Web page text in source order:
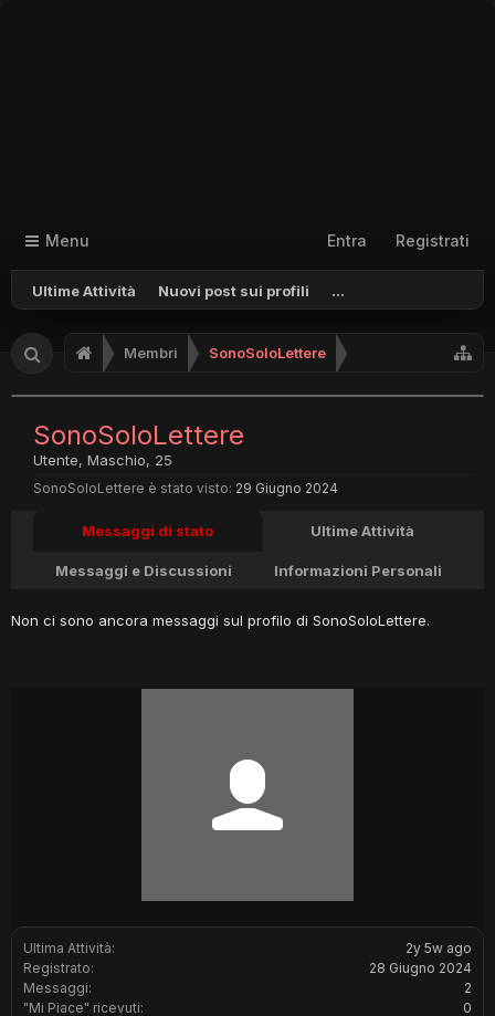
Menu
Ultime Attività Nuovi post sui profili ...
Entra Registrati
Membri SonoSoloLettere
Ultima Attività:
2y 5w ago
Registrato:
28 Giugno 2024
Messaggi:
2
"Mi Piace" ricevuti:
0
SonoSoloLettere
Utente, Maschio, 25
SonoSoloLettere è stato visto: 29 Giugno 2024
Messaggi di stato Ultime Attività
Messaggi e Discussioni Informazioni Personali
Non ci sono ancora messaggi sul profilo di SonoSoloLettere.